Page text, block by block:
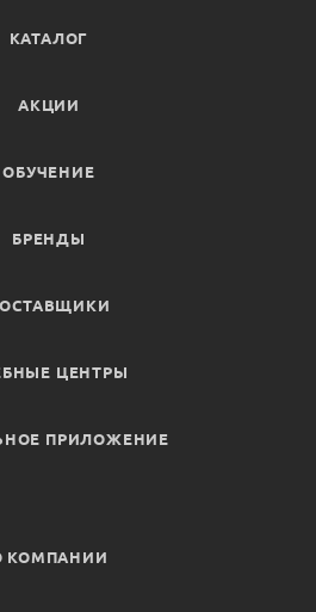
КАТАЛОГ
АКЦИИ
ОБУЧЕНИЕ
БРЕНДЫ
ЦЕНТРЫ
ПРИЛОЖЕНИЕ
КОМПАНИИ